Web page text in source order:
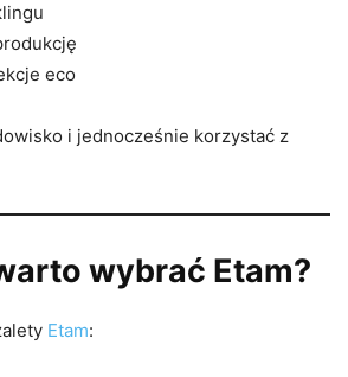
eco
i jednocześnie korzystać z
wybrać Etam?
Etam: